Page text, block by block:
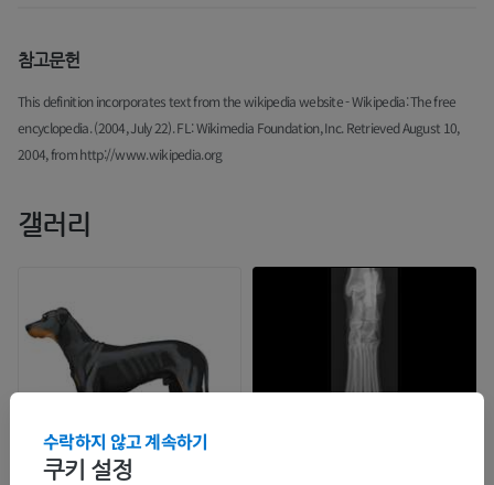
참고문헌
This definition incorporates text from the wikipedia website - Wikipedia: The free
encyclopedia. (2004, July 22). FL: Wikimedia Foundation, Inc. Retrieved August 10,
2004, from http://www.wikipedia.org
갤러리
쿠키 설정
수락하지 않고 계속하기